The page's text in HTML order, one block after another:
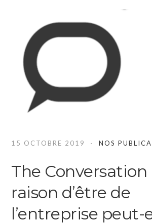
15 OCTOBRE 2019 NOS
The Conversation
raison d’être de
l’entreprise peut-